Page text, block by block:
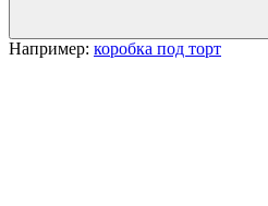
Например: коробка под торт